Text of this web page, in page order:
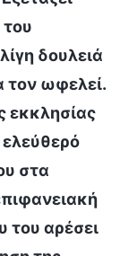
δουλειά
τον ωφελεί.
εκκλησίας
ελεύθερό
στα
του αρέσει